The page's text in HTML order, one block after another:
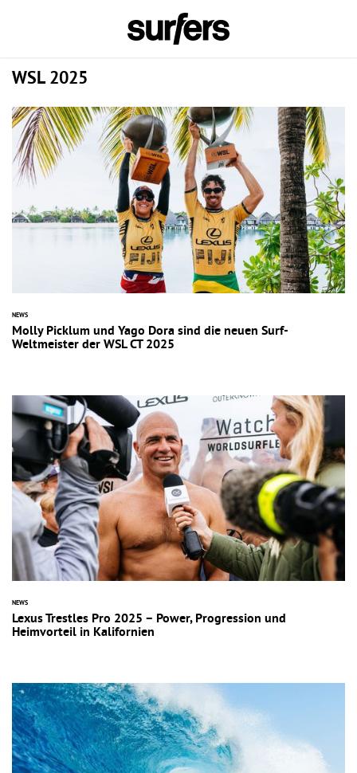
WSL 2025
NEWS
Molly Picklum und Yago Dora sind die neuen Surf-
Weltmeister der WSL CT 2025
NEWS
Lexus Trestles Pro 2025 – Power, Progression und
Heimvorteil in Kalifornien